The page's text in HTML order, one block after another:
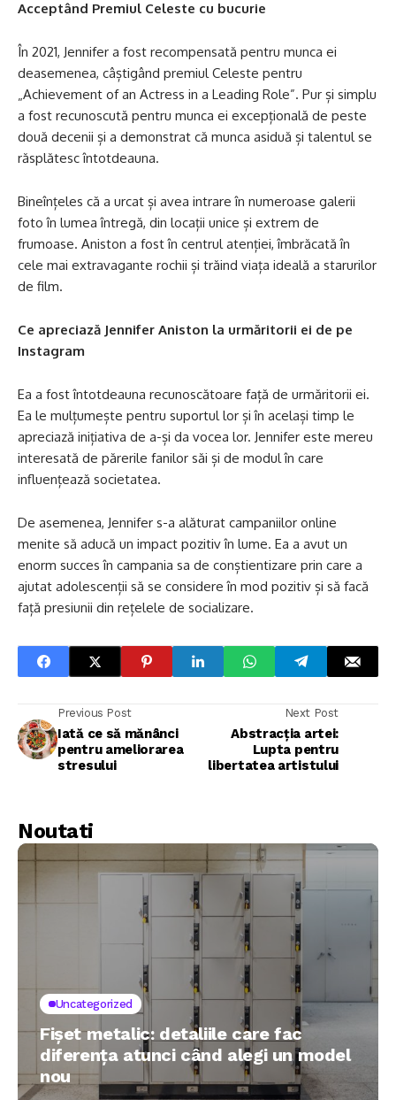
Acceptând Premiul Celeste cu bucurie
În 2021, Jennifer a fost recompensată pentru munca ei
deasemenea, câștigând premiul Celeste pentru
„Achievement of an Actress in a Leading Role”. Pur și simplu
a fost recunoscută pentru munca ei excepțională de peste
două decenii și a demonstrat că munca asiduă și talentul se
răsplătesc întotdeauna.
Bineînțeles că a urcat și avea intrare în numeroase galerii
foto în lumea întregă, din locații unice și extrem de
frumoase. Aniston a fost în centrul atenției, îmbrăcată în
cele mai extravagante rochii și trăind viața ideală a starurilor
de film.
Ce apreciază Jennifer Aniston la urmăritorii ei de pe
Instagram
Ea a fost întotdeauna recunoscătoare față de urmăritorii ei.
Ea le mulțumește pentru suportul lor și în același timp le
apreciază inițiativa de a-și da vocea lor. Jennifer este mereu
interesată de părerile fanilor săi și de modul în care
influențează societatea.
De asemenea, Jennifer s-a alăturat campaniilor online
menite să aducă un impact pozitiv în lume. Ea a avut un
enorm succes în campania sa de conștientizare prin care a
ajutat adolescenții să se considere în mod pozitiv și să facă
față presiunii din rețelele de socializare.
Previous Post
Iată ce să mănânci
pentru ameliorarea
stresului
Next Post
Abstracția artei:
Lupta pentru
libertatea artistului
Noutati
Uncategorized
Fișet metalic: detaliile care fac
diferența atunci când alegi un model
nou